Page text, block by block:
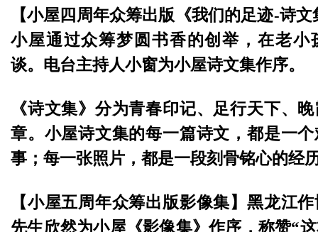
【小屋四周年众筹出版《我们的足迹-诗
小屋通过众筹梦圆书香的创举，在老小
谈。电台主持人小窗为小屋诗文集作序。
《诗文集》分为青春印记、足行天下、
章。小屋诗文集的每一篇诗文，都是一
事；每一张照片，都是一段刻骨铭心的经
【小屋五周年众筹出版影像集】黑龙江
先生欣然为小屋《影像集》作序，称赞“